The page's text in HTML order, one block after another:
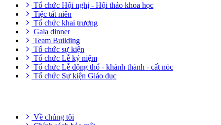
Tổ chức Hội nghị - Hội thảo khoa học
Tiệc tất niên
Tổ chức khai trương
Gala dinner
Team Building
Tổ chức sự kiện
Tổ chức Lễ kỷ niệm
Tổ chức Lễ động thổ - khánh thành - cất nóc
Tổ chức Sự kiện Giáo dục
Về chúng tôi